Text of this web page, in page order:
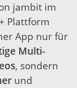
jambit im
Plattform
App nur für
Multi-
, sondern
und